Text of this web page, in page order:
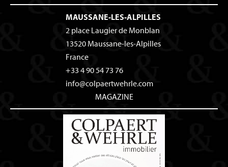
MAUSSANE-LES-ALPILLES
2 place Laugier de Monblan
13520 Maussane-les-Alpilles
France
+33 4 90 54 73 76
info@colpaertwehrle.com
MAGAZINE